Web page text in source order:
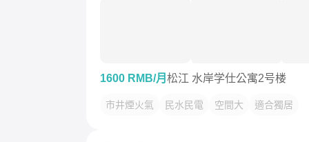
1600 RMB/月 松江 水岸学仕公寓2号楼
市井煙火氣 民水民電 空間大 適合獨居